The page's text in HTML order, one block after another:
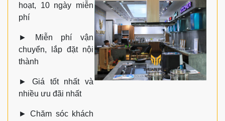
hoạt, 10 ngày miễn
phí
►
Miễn phí vận
chuyển, lắp đặt nội
thành
► Giá tốt nhất và
nhiều ưu đãi nhất
►Chăm sóc khách